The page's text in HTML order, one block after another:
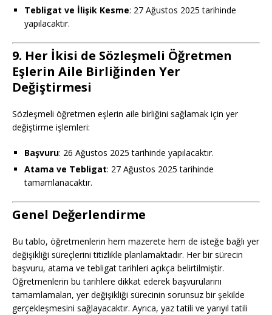
Tebligat ve İlişik Kesme: 27 Ağustos 2025 tarihinde
yapılacaktır.
9. Her İkisi de Sözleşmeli Öğretmen
Eşlerin Aile Birliğinden Yer
Değiştirmesi
Sözleşmeli öğretmen eşlerin aile birliğini sağlamak için yer
değiştirme işlemleri:
Başvuru: 26 Ağustos 2025 tarihinde yapılacaktır.
Atama ve Tebligat: 27 Ağustos 2025 tarihinde
tamamlanacaktır.
Genel Değerlendirme
Bu tablo, öğretmenlerin hem mazerete hem de isteğe bağlı yer
değişikliği süreçlerini titizlikle planlamaktadır. Her bir sürecin
başvuru, atama ve tebligat tarihleri açıkça belirtilmiştir.
Öğretmenlerin bu tarihlere dikkat ederek başvurularını
tamamlamaları, yer değişikliği sürecinin sorunsuz bir şekilde
gerçekleşmesini sağlayacaktır. Ayrıca, yaz tatili ve yarıyıl tatili